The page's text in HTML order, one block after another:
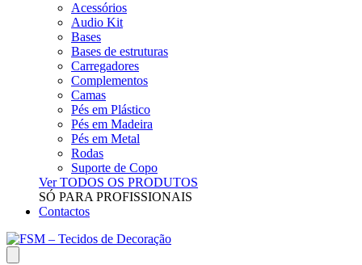
Acessórios
Audio Kit
Bases
Bases de estruturas
Carregadores
Complementos
Camas
Pés em Plástico
Pés em Madeira
Pés em Metal
Rodas
Suporte de Copo
Ver TODOS OS PRODUTOS
SÓ PARA PROFISSIONAIS
Contactos